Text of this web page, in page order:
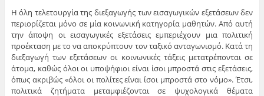
Η όλη τελετουργία της διεξαγωγής των εισαγωγικών εξετάσεων δεν
περιορίζεται μόνο σε μία κοινωνική κατηγορία μαθητών. Από αυτή
την άποψη οι εισαγωγικές εξετάσεις εμπεριέχουν μια πολιτική
προέκταση με το να αποκρύπτουν τον ταξικό ανταγωνισμό. Κατά τη
διεξαγωγή των εξετάσεων οι κοινωνικές τάξεις μετατρέπονται σε
άτομα, καθώς όλοι οι υποψήφιοι είναι ίσοι μπροστά στις εξετάσεις,
όπως ακριβώς «όλοι οι πολίτες είναι ίσοι μπροστά στο νόμο». Έτσι,
πολιτικά ζητήματα μεταμφιέζονται σε ψυχολογικά θέματα